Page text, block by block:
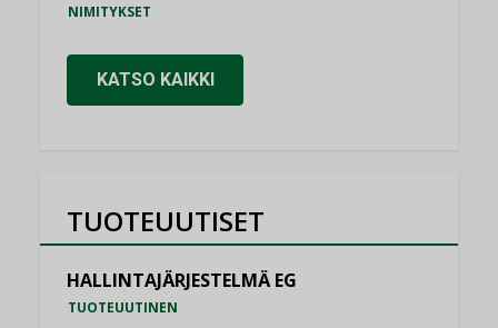
NIMITYKSET
KATSO KAIKKI
TUOTEUUTISET
HALLINTAJÄRJESTELMÄ EG
TUOTEUUTINEN